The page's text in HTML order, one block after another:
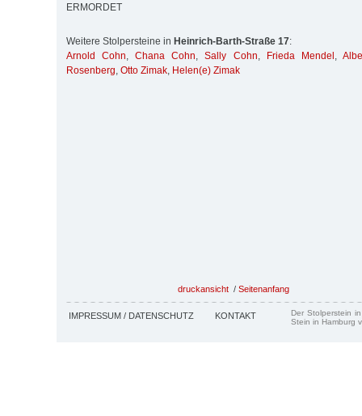
ERMORDET
Weitere Stolpersteine in Heinrich-Barth-Straße 17:
Arnold Cohn,Chana Cohn,Sally Cohn, Frieda Mendel ,
Rosenberg, Otto Zimak, Helen(e) Zimak
druckansicht / Seitenanfang
IMPRESSUM / DATENSCHUTZ KONTAKT
Der Stolperstein
Stein in Hamburg